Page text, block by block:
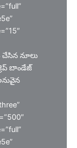
నూలు
బాండేజ్